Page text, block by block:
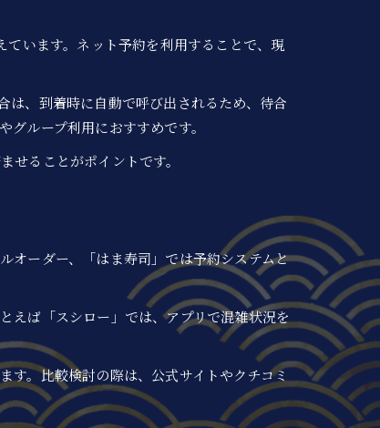
います。ネット予約を利用することで、現
は、到着時に自動で呼び出されるため、待合
ループ利用におすすめです。
ることがポイントです。
オーダー、「はま寿司」では予約システムと
えば「スシロー」では、アプリで混雑状況を
す。比較検討の際は、公式サイトやクチコミ